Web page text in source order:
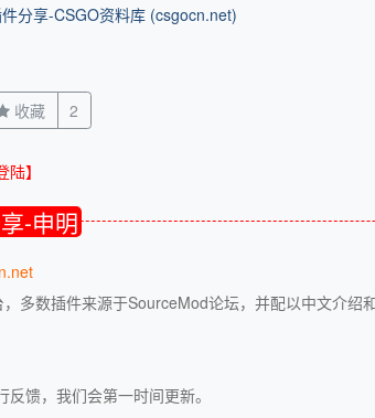
分享-CSGO资料库 (csgocn.net)
收藏 2
陆】
-申明
多数插件来源于SourceMod论坛，并配以中文介绍
反馈，我们会第一时间更新。